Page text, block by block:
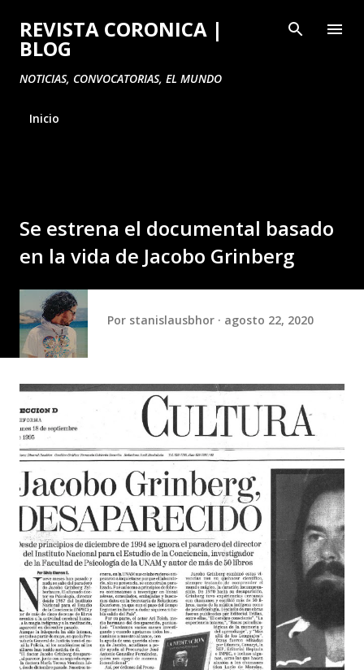
Ir al contenido principal
REVISTA CORONICA |
BLOG
NOTICIAS, CONVOCATORIAS, EL MUNDO
Inicio
Se estrena el documental basado
en la vida de Jacobo Grinberg
Por stanislausbhor agosto 22, 2020